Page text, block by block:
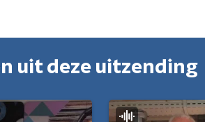
uit deze uitzending